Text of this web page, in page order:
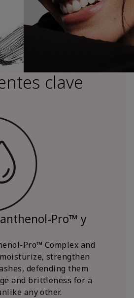
clave
Pro™ y
Pro™ Complex and
strengthen
defending them
and brittleness for a
any other.